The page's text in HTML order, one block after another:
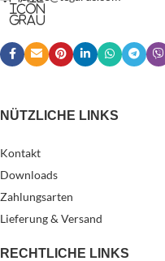
NÜTZLICHE LINKS
Kontakt
Downloads
Zahlungsarten
Lieferung & Versand
RECHTLICHE LINKS